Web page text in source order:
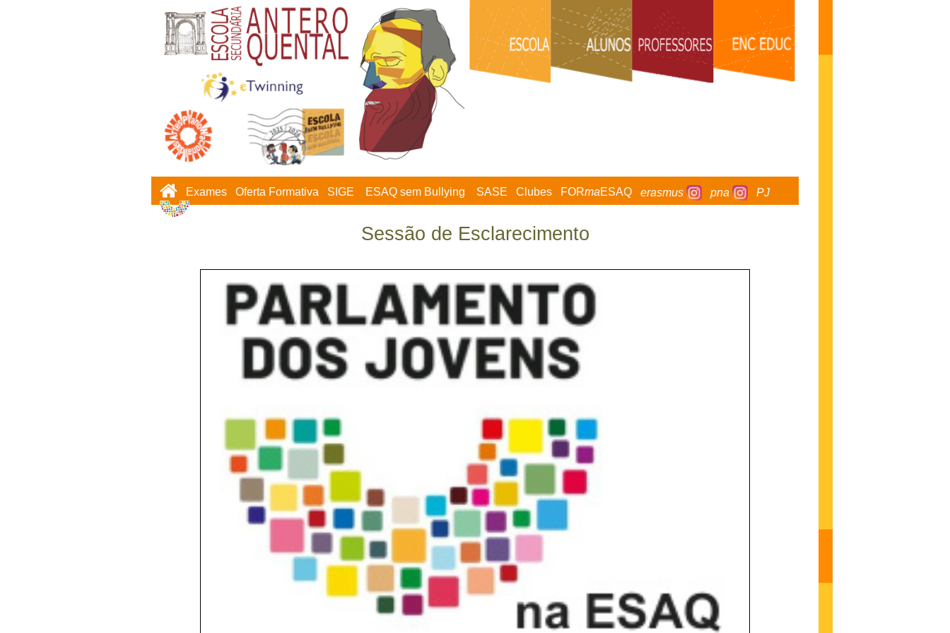
Exames Oferta Formativa SIGE ESAQ sem Bullying SASE Clubes FORmaESAQ erasmus pna PJ
Sessão de Esclarecimento